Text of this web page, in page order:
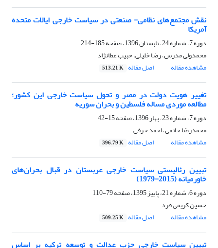
نقش مجتمع‌‏های نظامی- صنعتی در سیاست خارجی ایالات متحده
آمریکا
دوره 7، شماره 24، تابستان 1396، صفحه
185-214
محمدولی مدرس، رضا خلیلی، حبیب عطانژاد
مشاهده مقاله
اصل مقاله 513.21 K
تغییر هویت دولت در مصر و تحول سیاست خارجی این کشور؛
مطالعه موردی مساله فلسطین و بحران سوریه
دوره 7، شماره 23، بهار 1396، صفحه
15-42
محمدرضا حاتمی، احمد جرفی
مشاهده مقاله
اصل مقاله 396.79 K
تبیین رئالیستی سیاست خارجی عربستان در قبال بحران‌های
خاورمیانه (2015-1979)
دوره 6، شماره 21، پاییز 1395، صفحه
79-110
حسین کریمی فرد
مشاهده مقاله
اصل مقاله 509.25 K
تبیین سیاست خارجی حزب عدالت و توسعه ترکیه بر اساس